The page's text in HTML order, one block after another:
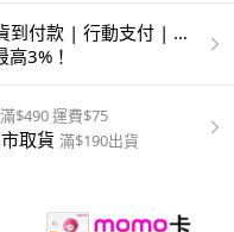
到付款 | 行動支付 | 超
3%！
$490 運費$75
取貨 滿$190出貨